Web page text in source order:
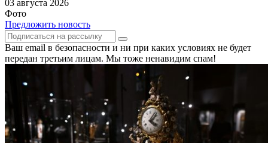
03 августа 2026
Фото
Предложить новость
Ваш email в безопасности и ни при каких условиях не будет
передан третьим лицам. Мы тоже ненавидим спам!